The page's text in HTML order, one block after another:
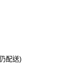
配送)